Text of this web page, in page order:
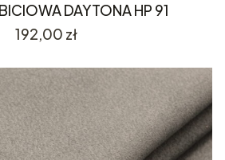
DAYTONA HP 91
Cena
192,00 zł